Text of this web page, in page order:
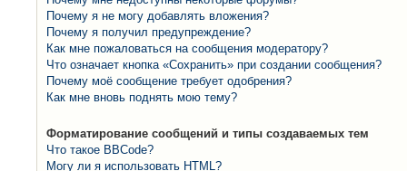
Почему я не могу добавлять вложения?
Почему я получил предупреждение?
Как мне пожаловаться на сообщения модератору?
Что означает кнопка «Сохранить» при создании сообщения?
Почему моё сообщение требует одобрения?
Как мне вновь поднять мою тему?
Форматирование сообщений и типы создаваемых тем
Что такое BBCode?
Могу ли я использовать HTML?